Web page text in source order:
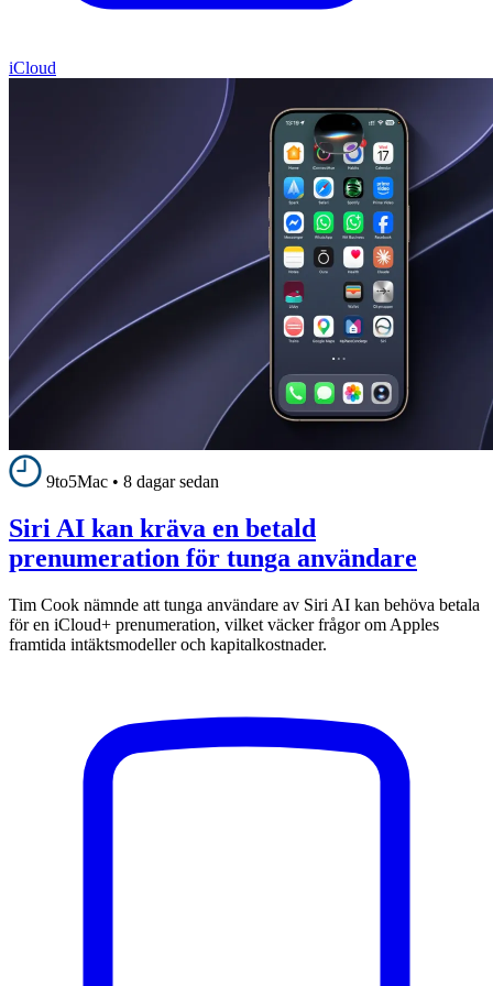
iCloud
9to5Mac • 8 dagar sedan
Siri AI kan kräva en betald
prenumeration för tunga användare
Tim Cook nämnde att tunga användare av Siri AI kan behöva betala
för en iCloud+ prenumeration, vilket väcker frågor om Apples
framtida intäktsmodeller och kapitalkostnader.